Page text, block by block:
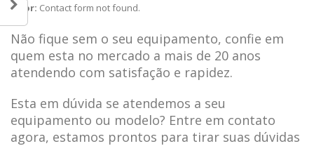
Error: Contact form not found.
Não fique sem o seu equipamento, confie em
quem esta no mercado a mais de 20 anos
atendendo com satisfação e rapidez.
Esta em dúvida se atendemos a seu
equipamento ou modelo? Entre em contato
agora, estamos prontos para tirar suas dúvidas